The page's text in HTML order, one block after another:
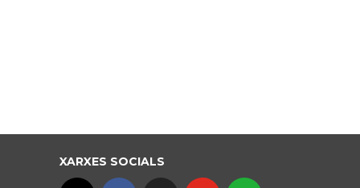
XARXES SOCIALS